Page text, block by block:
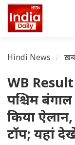
Hindi News
WB
पश्चिम
किया
टॉप; यहां